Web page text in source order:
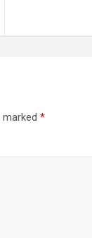
marked *